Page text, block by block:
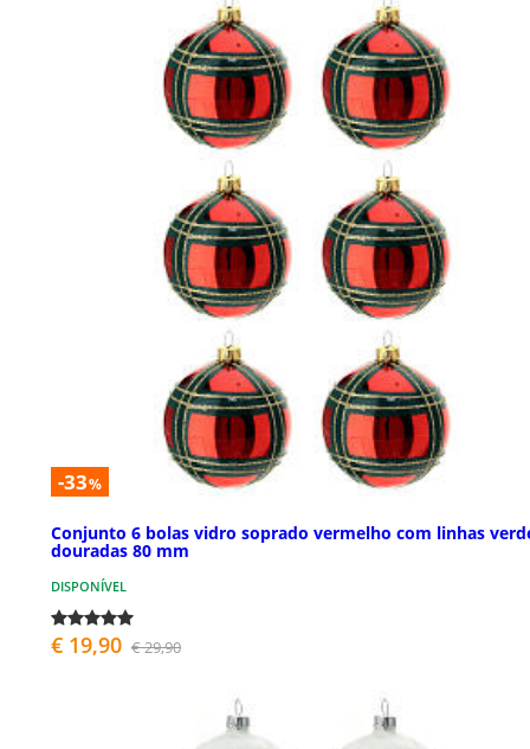
-33%
Conjunto 6 bolas vidro soprado vermelho com linhas
douradas 80 mm
DISPONÍVEL
€ 19,90 € 29,90